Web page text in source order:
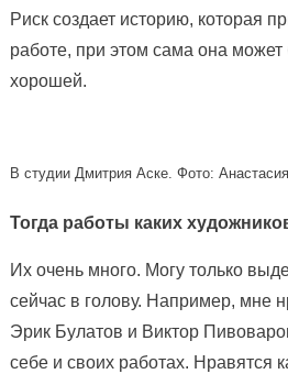
Риск создает историю, которая
работе, при этом сама она может
хорошей.
В студии Дмитрия Аске. Фото:
Тогда работы каких
Их очень много. Могу только
сейчас в голову. Например, мне
Эрик Булатов и Виктор
себе и своих работах. Нравятся